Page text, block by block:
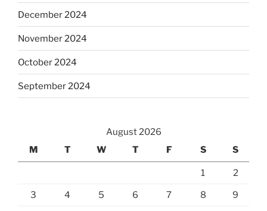
December 2024
November 2024
October 2024
September 2024
August 2026
M
T W T F S S
1 2
3 4 5 6 7 8 9